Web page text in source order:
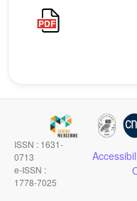
ISSN : 1631-
0713
e-ISSN :
1778-7025